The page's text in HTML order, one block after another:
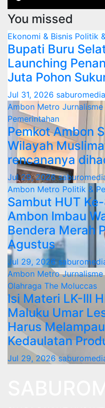
You missed
Ekonomi & Bisnis Politik
Bupati Buru
Launching
Juta Pohon
Jul 31, 2026 saburomedia
Ambon Metro
Pemerintahan
Pemkot Ambon
Wilayah
rencananya
Jul 29, 2026
Ambon Metro Politik &
Sambut HUT
Ambon Imbau
Bendera Merah
Agustus
Jul 29, 2026
Ambon Metro
Olahraga The Moluccas
Isi Materi LK-III
Maluku Umar
Harus
Kedaulatan
Jul 29, 2026